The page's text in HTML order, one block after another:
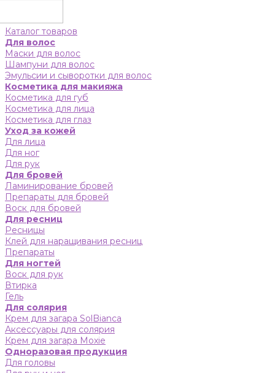
Каталог товаров
Для волос
Маски для волос
Шампуни для волос
Эмульсии и сыворотки для волос
Косметика для макияжа
Косметика для губ
Косметика для лица
Косметика для глаз
Уход за кожей
Для лица
Для ног
Для рук
Для бровей
Ламинирование бровей
Препараты для бровей
Воск для бровей
Для ресниц
Ресницы
Клей для наращивания ресниц
Препараты
Для ногтей
Воск для рук
Втирка
Гель
Для солярия
Крем для загара SolBianca
Аксессуары для солярия
Крем для загара Moxie
Одноразовая продукция
Для головы